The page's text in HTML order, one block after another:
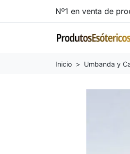
Nº1 en venta de
Inicio Umbanda y